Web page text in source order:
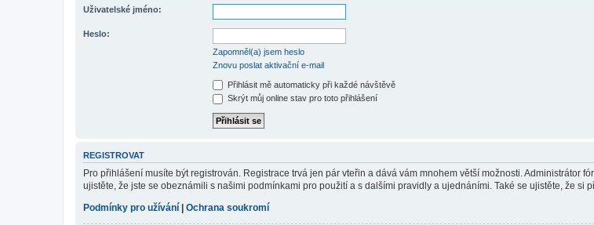
Uživatelské jméno:
Heslo:
Zapomněl(a) jsem heslo
Znovu poslat aktivační e-mail
Přihlásit mě automaticky při každé návštěvě
Skrýt můj online stav pro toto přihlášení
REGISTROVAT
Pro přihlášení musíte být registrován. Registrace trvá jen pár vteřin a dává vám mnohem větší možnosti. Administrátor
ujistěte, že jste se obeznámili s našimi podmínkami pro použití a s dalšími pravidly a ujednáními. Také se ujistěte, že si
Podmínky pro užívání
Ochrana soukromí